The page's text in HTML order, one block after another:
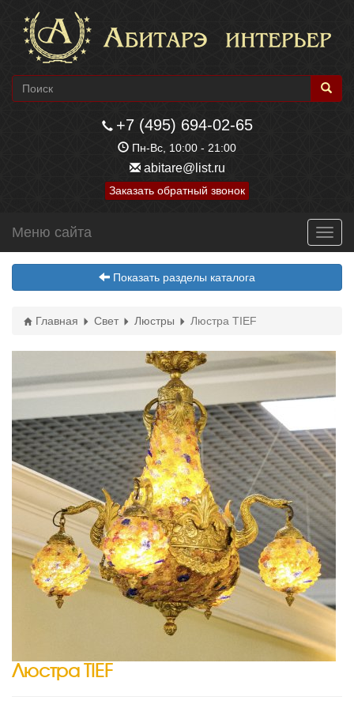
+7 (495) 694-02-65
Пн-Вс, 10:00 - 21:00
abitare@list.ru
Заказать обратный звонок
Меню сайта
Показать разделы каталога
Главная Свет Люстры Люстра TIEF
Люстра TIEF